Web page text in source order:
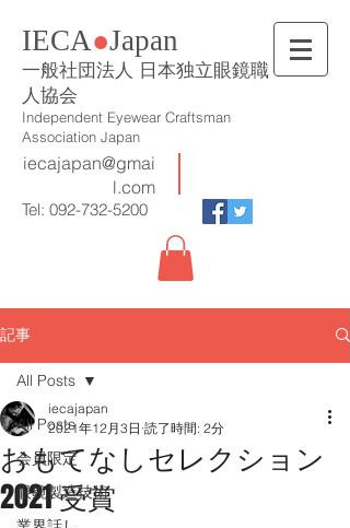
IECA●Japan
一般社団法人 日本独立眼鏡職
人協会
Independent Eyewear Craftsman
Association Japan
Tel: 092-732-5200
iecajapan@gmai
l.com
記事
All Posts
会員限定
眼鏡製造技術
All Posts
おもてなしセレクション
2021 受賞
iecajapan
2021年12月3日 読了時間: 2分